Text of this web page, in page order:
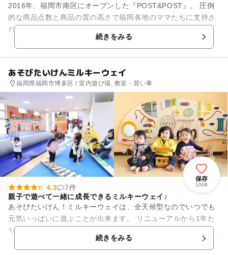
2016年、福岡市南区にオープンした『POST&POST』。 圧倒
的な商品点数と商品の質の高さで福岡各地のママたちに支持さ
れ、"ポスポス"の愛称で一気に口コミが広がりました。 そして
続きをみる
あそびたいけんミルキーウェイ
福岡県福岡市博多区 / 室内遊び場, 教室・習い事
保存
1008
4.3
7件
親子で遊べて一緒に成長できるミルキーウェイ♪
あそびたいけん！ミルキーウェイは、全天候型なのでいつでも
元気いっぱいに遊ぶことが出来ます。 リニューアルから1年た
ち、さらにパワーアップしたミルキーウェイ！ 絵本の森の絵本
続きをみる